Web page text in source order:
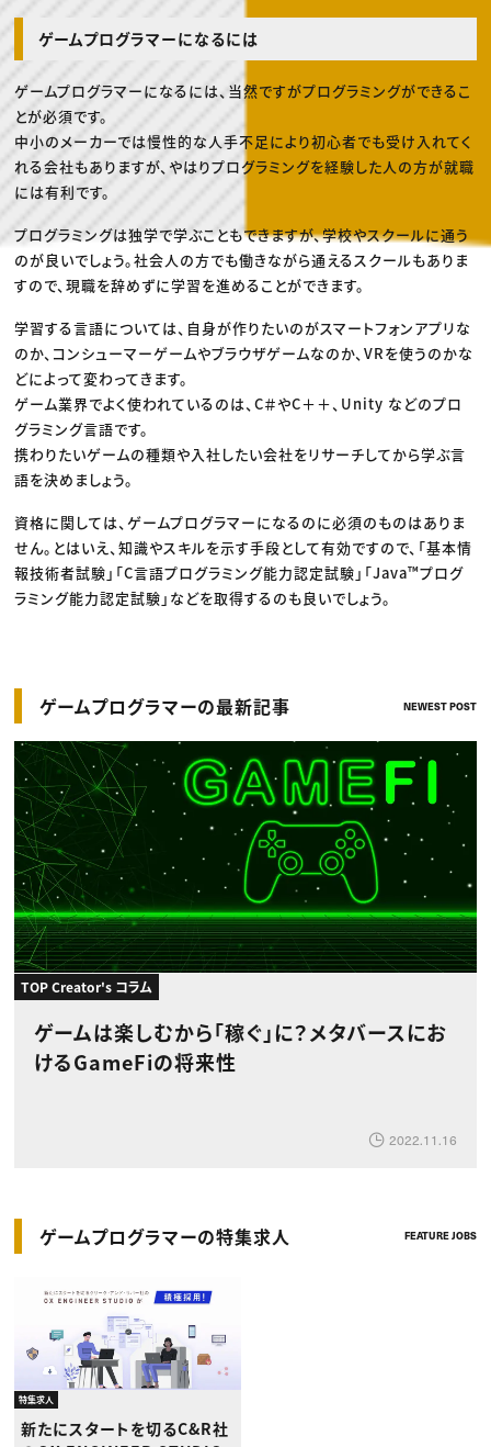
ゲームプログラマーになるには
ゲームプログラマーになるには、当然ですがプログラミングができるこ
とが必須です。
中小のメーカーでは慢性的な人手不足により初心者でも受け入れてく
れる会社もありますが、やはりプログラミングを経験した人の方が就職
には有利です。
プログラミングは独学で学ぶこともできますが、学校やスクールに通う
のが良いでしょう。社会人の方でも働きながら通えるスクールもありま
すので、現職を辞めずに学習を進めることができます。
学習する言語については、自身が作りたいのがスマートフォンアプリな
のか、コンシューマーゲームやブラウザゲームなのか、VRを使うのかな
どによって変わってきます。
ゲーム業界でよく使われているのは、C＃やC＋＋、Unity などのプロ
グラミング言語です。
携わりたいゲームの種類や入社したい会社をリサーチしてから学ぶ言
語を決めましょう。
資格に関しては、ゲームプログラマーになるのに必須のものはありま
せん。とはいえ、知識やスキルを示す手段として有効ですので、「基本情
報技術者試験」「C言語プログラミング能力認定試験」「Java™プログ
ラミング能力認定試験」などを取得するのも良いでしょう。
ゲームプログラマーの最新記事 NEWEST POST
TOP Creator's コラム
ゲームは楽しむから「稼ぐ」に？メタバースにお
けるGameFiの将来性
2022.11.16
ゲームプログラマーの特集求人 FEATURE JOBS
特集求人
新たにスタートを切るC&R社